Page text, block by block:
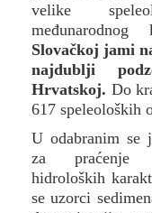
velike
međunarodnog
Slovačkoj jami
najdublji
Hrvatskoj. Do
617 speleoloških
U odabranim se
za praćenje
hidroloških
se uzorci